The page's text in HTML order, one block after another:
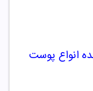
انواع پوست